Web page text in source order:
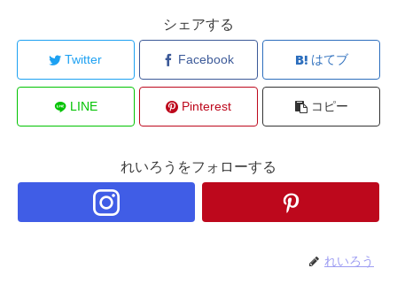
シェアする
Twitter Facebook はてブ
LINE Pinterest コピー
れいろうをフォローする
れいろう